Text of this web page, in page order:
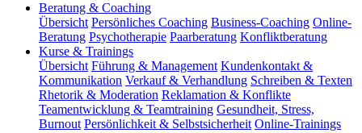
Beratung & Coaching
Übersicht Persönliches Coaching Business-Coaching Online-
Beratung Psychotherapie Paarberatung Konfliktberatung
Kurse & Trainings
Übersicht Führung & Management Kundenkontakt &
Kommunikation Verkauf & Verhandlung Schreiben & Texten
Rhetorik & Moderation Reklamation & Konflikte
Teamentwicklung & Teamtraining Gesundheit, Stress,
Burnout Persönlichkeit & Selbstsicherheit Online-Trainings